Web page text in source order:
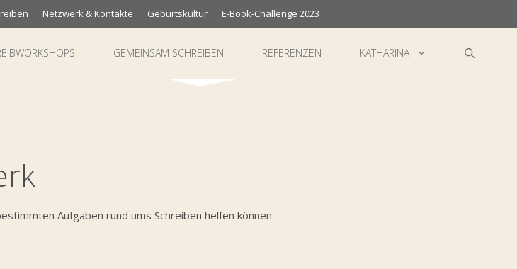
Netzwerk & Kontakte Geburtskultur E-Book-Challenge 2023
GEMEINSAM SCHREIBEN REFERENZEN KATHARINA
Aufgaben rund ums Schreiben helfen können.